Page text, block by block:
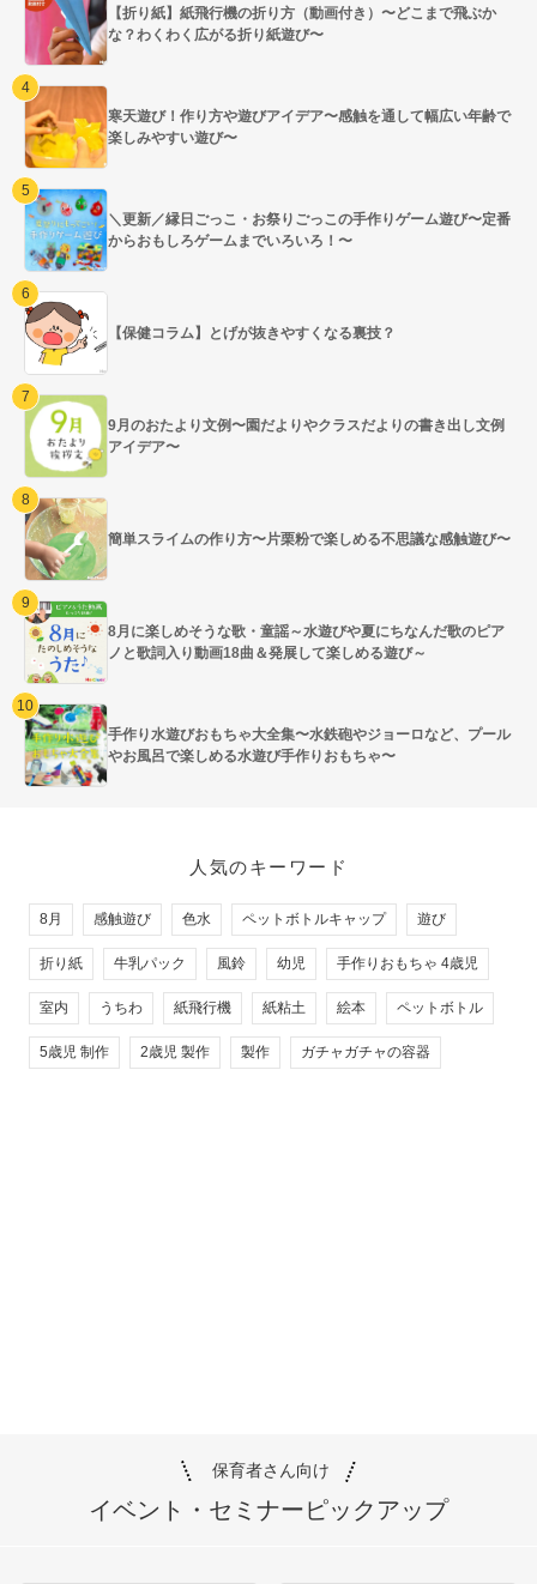
【折り紙】紙飛行機の折り方（動画付き）〜どこまで飛ぶか
な？わくわく広がる折り紙遊び〜
寒天遊び！作り方や遊びアイデア〜感触を通して幅広い年齢で
楽しみやすい遊び〜
＼更新／縁日ごっこ・お祭りごっこの手作りゲーム遊び〜定番
からおもしろゲームまでいろいろ！〜
【保健コラム】とげが抜きやすくなる裏技？
9月のおたより文例〜園だよりやクラスだよりの書き出し文例
アイデア〜
簡単スライムの作り方〜片栗粉で楽しめる不思議な感触遊び〜
8月に楽しめそうな歌・童謡～水遊びや夏にちなんだ歌のピア
ノと歌詞入り動画18曲＆発展して楽しめる遊び～
手作り水遊びおもちゃ大全集〜水鉄砲やジョーロなど、プール
やお風呂で楽しめる水遊び手作りおもちゃ〜
人気のキーワード
8月 感触遊び 色水 ペットボトルキャップ 遊び
折り紙 牛乳パック 風鈴 幼児 手作りおもちゃ 4歳児
室内 うちわ 紙飛行機 紙粘土 絵本 ペットボトル
5歳児 制作 2歳児 製作 製作 ガチャガチャの容器
保育者さん向け
イベント・セミナーピックアップ